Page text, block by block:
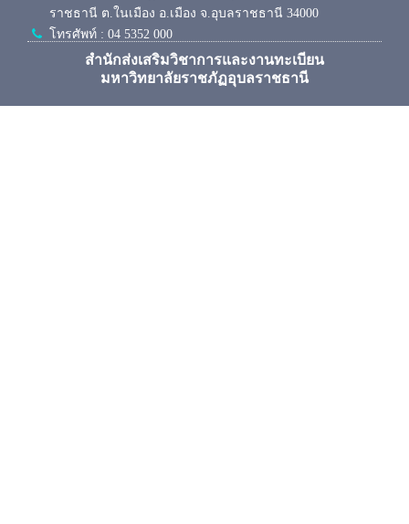
ราชธานี ต.ในเมือง อ.เมือง จ.อุบลราชธานี 34000
โทรศัพท์ : 04 5352 000
สำนักส่งเสริมวิชาการและงานทะเบียน
มหาวิทยาลัยราชภัฏอุบลราชธานี